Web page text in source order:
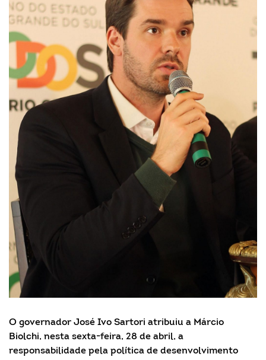
O governador José Ivo Sartori atribuiu a Márcio
Biolchi, nesta sexta-feira, 28 de abril, a
responsabilidade pela política de desenvolvimento